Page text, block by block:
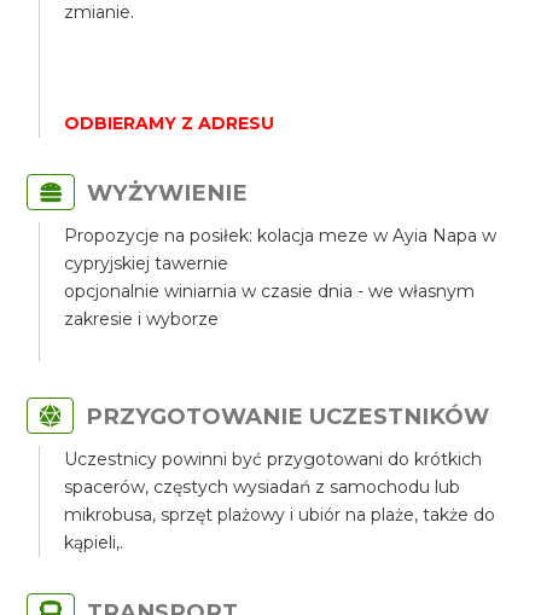
zmianie.
ODBIERAMY Z ADRESU
WYŻYWIENIE
Propozycje na posiłek: kolacja meze w Ayia Napa w
cypryjskiej tawernie
opcjonalnie winiarnia w czasie dnia - we własnym
zakresie i wyborze
PRZYGOTOWANIE UCZESTNIKÓW
Uczestnicy powinni być przygotowani do krótkich
spacerów, częstych wysiadań z samochodu lub
mikrobusa, sprzęt plażowy i ubiór na plaże, także do
kąpieli,.